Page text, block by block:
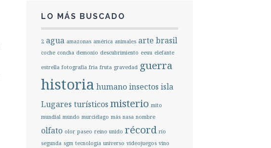
LO MÁS BUSCADO
2 agua amazonas américa animales arte brasil
coche concha demonio descubrimiento eeuu elefante
estrella fotografía fria fruta gravedad guerra
historia humanoinsectos isla
Lugares turísticos misterio mito
mundial mundo murciélago más nasa nombre
olfato olor paseo reino unido récord río
segunda sgm tecnologia universo videojuegos vino